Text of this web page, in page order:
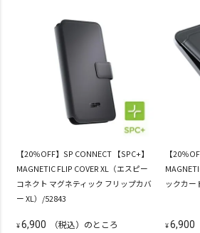
【20％OFF】SP CONNECT 【SPC+】
MAGNETIC FLIP COVER XL（エスピー
コネクト マグネティック フリップカバ
ー XL）/52843
¥6,900 （税込）のところ
【20％
ックカー
¥6,900